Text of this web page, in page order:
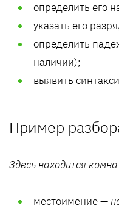
определить его
указать его
определить
наличии);
выявить
Пример
Здесь находится
местоимение —